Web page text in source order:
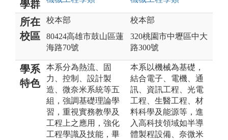
學群
所在
校區
校本部
80424高雄市鼓山區蓮
海路70號
校本部
320桃園市中壢區中大
路300號
學系
特色
本系分為熱流、固
力、控制、設計製
造、微奈米系統等五
組，強調基礎理論學
習，重視實務教學及
工程上之應用，強化
工程學識及技能，畢
本系以機械為基礎，
結合電子、電機、通
訊、資訊工程、光電
工程、生醫工程、材
料科學及能源等，進
入高科技領域如半導
體製程設備、奈微米